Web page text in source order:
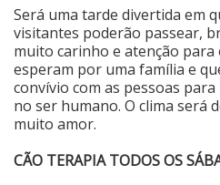
Cinema
Agenda Cultural
Anuncie
Será uma tarde divertida em
visitantes poderão passear,
muito carinho e atenção para
esperam por uma família e
convívio com as pessoas
no ser humano. O clima será
muito amor.
CÃO TERAPIA TODOS OS